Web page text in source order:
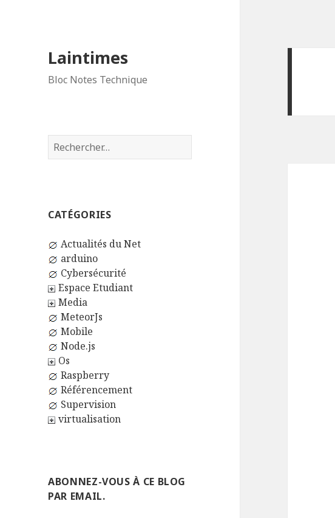
Laintimes
Bloc Notes Technique
Rechercher :
CATÉGORIES
Actualités du Net
arduino
Cybersécurité
Espace Etudiant
Media
MeteorJs
Mobile
Node.js
Os
Raspberry
Référencement
Supervision
virtualisation
ABONNEZ-VOUS À CE BLOG
PAR EMAIL.